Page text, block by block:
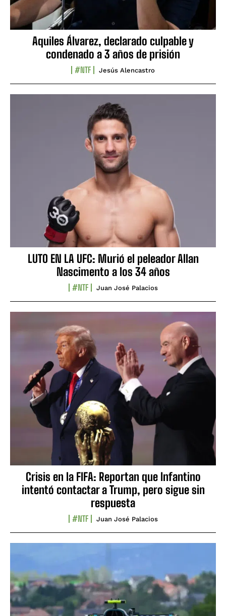
Aquiles Álvarez, declarado culpable y
condenado a 3 años de prisión
#NTF Jesús Alencastro
LUTO EN LA UFC: Murió el peleador Allan
Nascimento a los 34 años
#NTF Juan José Palacios
Crisis en la FIFA: Reportan que Infantino
intentó contactar a Trump, pero sigue sin
respuesta
#NTF Juan José Palacios